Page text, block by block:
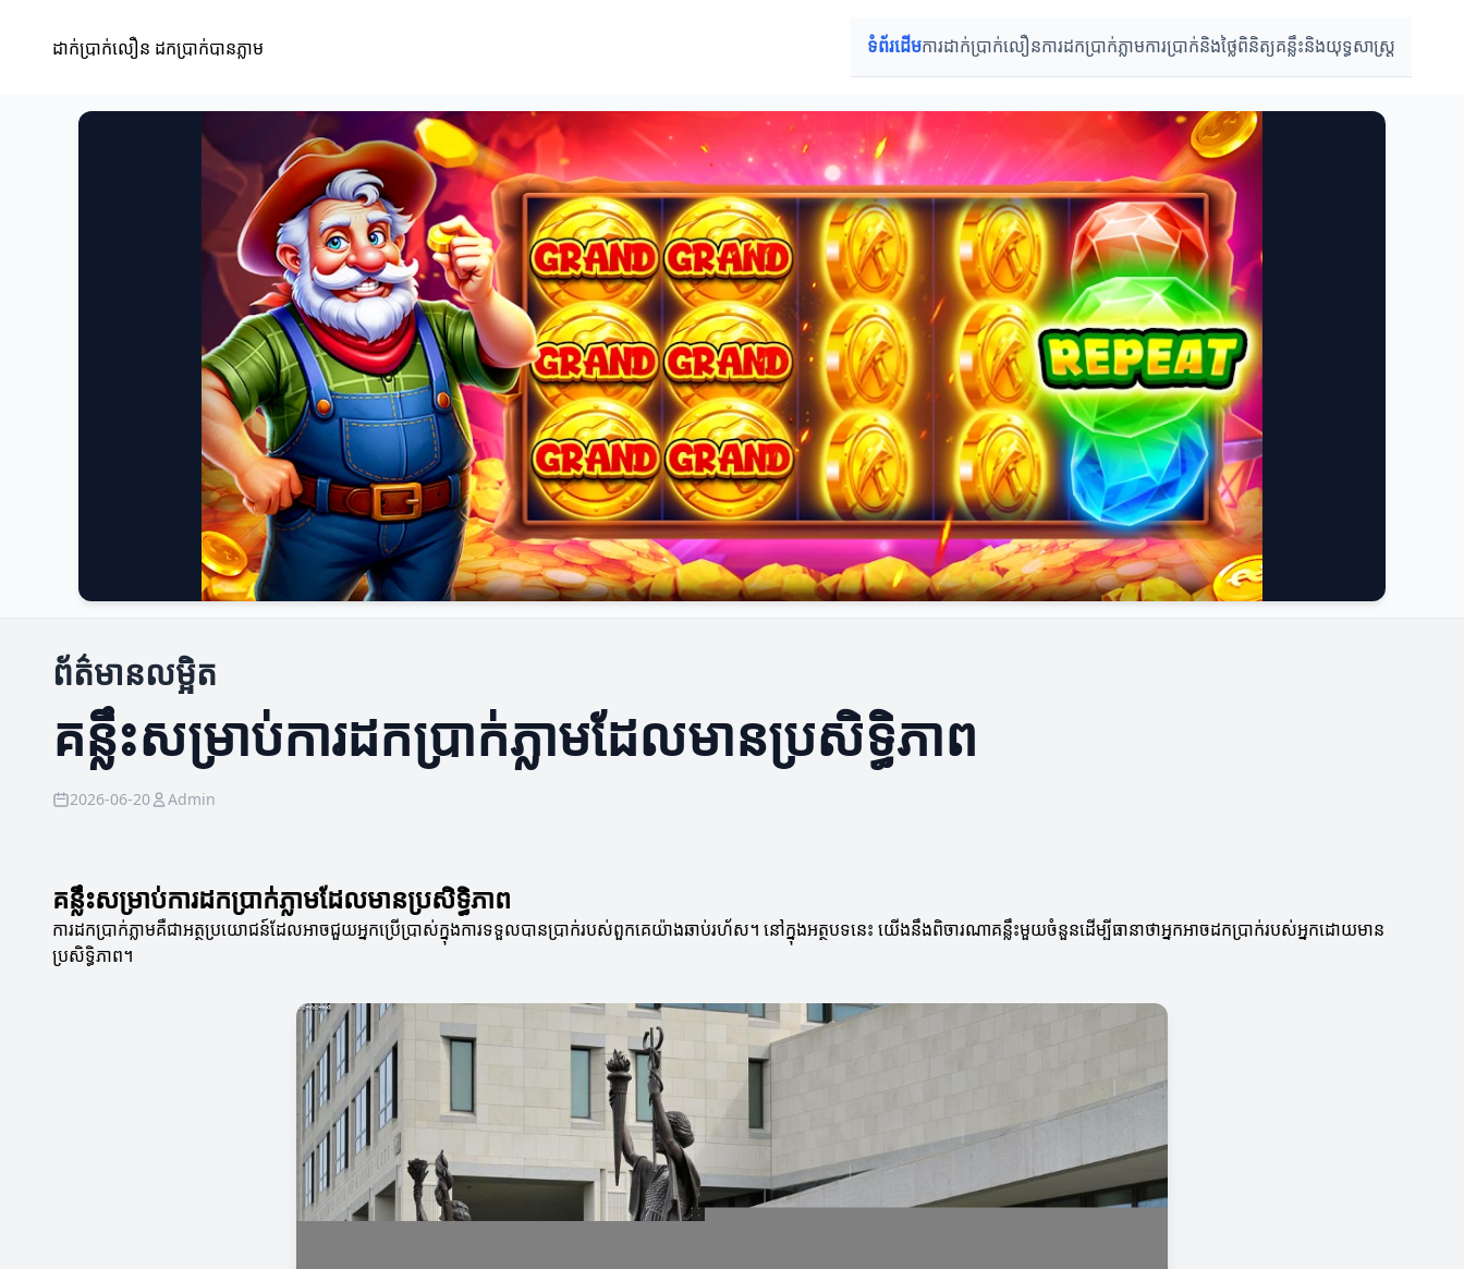
ដាក់ប្រាក់លឿន ដកប្រាក់បានភ្លាម ទំព័រដើមការដាក់ប្រាក់លឿនការដកប្រាក់ភ្លាមការប្រាក់និងថ្លៃពិនិត្យគន្លឹះនិងយុទ្ធសាស្រ្ត
ព័ត៌មានលម្អិត
គន្លឹះសម្រាប់ការដកប្រាក់ភ្លាមដែលមានប្រសិទ្ធិភាព
2026-06-20 Admin
គន្លឹះសម្រាប់ការដកប្រាក់ភ្លាមដែលមានប្រសិទ្ធិភាព
ការដកប្រាក់ភ្លាមគឺជាអត្ថប្រយោជន៍ដែលអាចជួយអ្នកប្រើប្រាស់ក្នុងការទទួលបានប្រាក់របស់ពួកគេយ៉ាងឆាប់រហ័ស។ នៅក្នុងអត្ថបទនេះ យើងនឹងពិចារណាគន្លឹះមួយចំនួនដើម្បីធានាថាអ្នកអាចដកប្រាក់របស់អ្នកដោយមាន
ប្រសិទ្ធិភាព។